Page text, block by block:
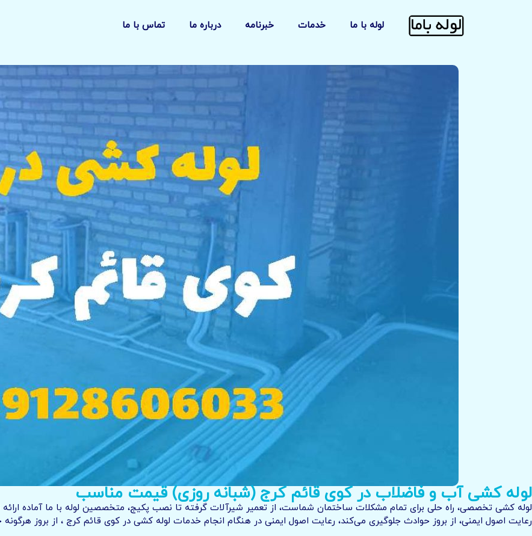
لوله با ما خدمات خبرنامه درباره ما تماس با ما
لوله کشی آب و فاضلاب در کوی قائم کرج (شبانه روزی) قیمت مناسب
لوله کشی تخصصی، راه حلی برای تمام مشکلات ساختمان شماست، از تعمیر شیرآلات گرفته تا نصب پکیج، متخصصین لوله با ما آماده
رعایت اصول ایمنی، از بروز حوادث جلوگیری می‌کند، رعایت اصول ایمنی در هنگام انجام خدمات لوله کشی در کوی قائم کرج ، از بروز